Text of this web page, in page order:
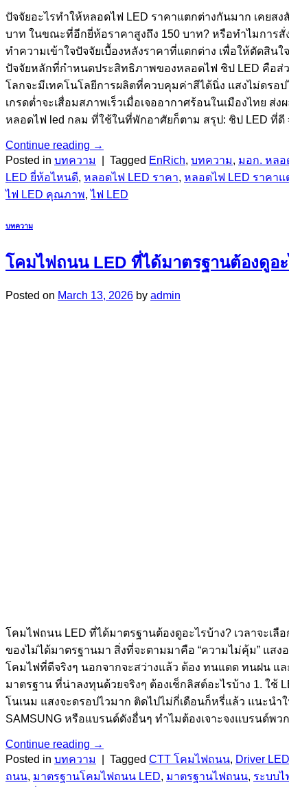
ปัจจัยอะไรทำให้หลอดไฟ LED ราคาแตกต่างกันมาก เคยส
บาท ในขณะที่อีกยี่ห้อราคาสูงถึง 150 บาท? หรือทำไมการ
ทำความเข้าใจปัจจัยเบื้องหลังราคาที่แตกต่าง เพื่อให้ตัดสิ
ปัจจัยหลักที่กำหนดประสิทธิภาพของหลอดไฟ ชิป LED คือส่
โลกจะมีเทคโนโลยีการผลิตที่ควบคุมค่าสีได้นิ่ง แสงไม่ดรอ
เกรดต่ำจะเสื่อมสภาพเร็วเมื่อเจออากาศร้อนในเมืองไทย
หลอดไฟ led กลม ที่ใช้ในที่พักอาศัยก็ตาม สรุป: ชิป LED ที่ดี
Continue reading →
Posted in บทความ Tagged EnRich, บทความ, มอก. หลอ
LED ยี่ห้อไหนดี, หลอดไฟ LED ราคา, หลอดไฟ LED ราคาแ
ไฟ LED คุณภาพ,ไฟ LED
บทความ
โคมไฟถนน LED ที่ได้มาตรฐานต้องดูอะ
Posted on March 13, 2026 by admin
โคมไฟถนน LED ที่ได้มาตรฐานต้องดูอะไรบ้าง? เวลาจะเ
ของไม่ได้มาตรฐานมา สิ่งที่จะตามมาคือ “ความไม่คุ้ม” แสงอ
โคมไฟที่ดีจริงๆ นอกจากจะสว่างแล้ว ต้อง ทนแดด ทนฝน แ
มาตรฐาน ที่น่าลงทุนด้วยจริงๆ ต้องเช็กลิสต์อะไรบ้าง 1. ใช้
โนเนม แสงจะดรอปไวมาก ติดไปไม่กี่เดือนก็หรี่แล้ว แนะนำ
SAMSUNG หรือแบรนด์ดังอื่นๆ ทำไมต้องเจาะจงแบรนด์พ
Continue reading →
Posted in บทความ Tagged CTT โคมไฟถนน, Driver
ถนน, มาตรฐานโคมไฟถนน LED, มาตรฐานไฟถนน, ระบบ